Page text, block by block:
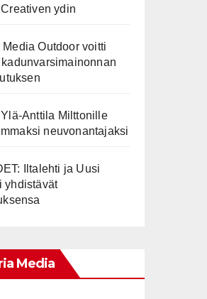
ydin
Media Outdoor voitti
Ylä-Anttila Milttonille
neuvonantajaksi
Iltalehti ja Uusi
yhdistävät
Media